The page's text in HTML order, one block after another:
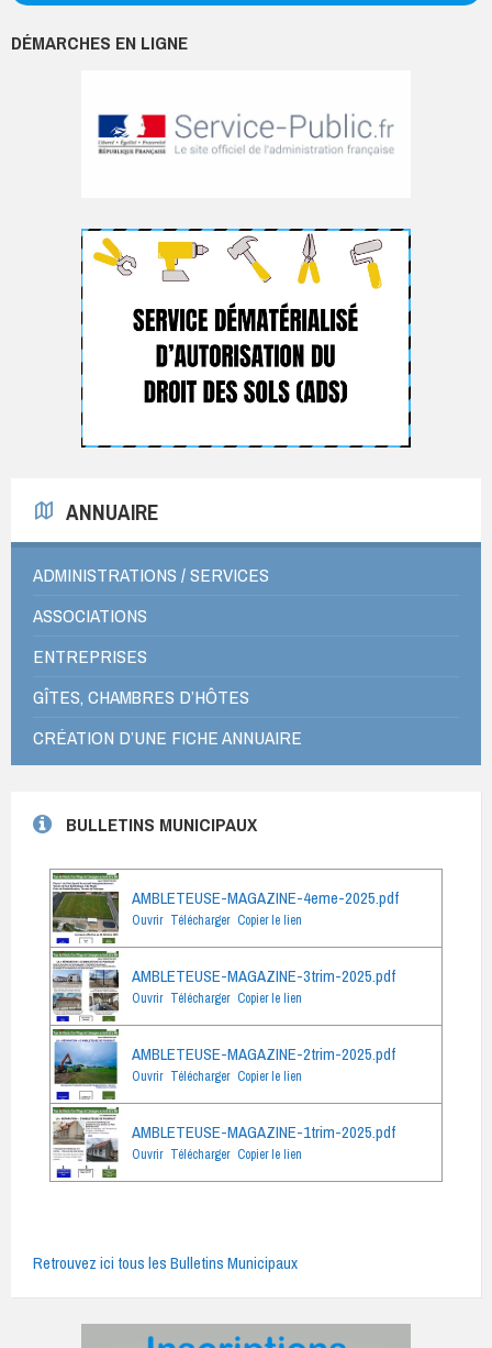
DÉMARCHES EN LIGNE
ANNUAIRE
ADMINISTRATIONS / SERVICES
ASSOCIATIONS
ENTREPRISES
GÎTES, CHAMBRES D’HÔTES
CRÉATION D’UNE FICHE ANNUAIRE
BULLETINS MUNICIPAUX
AMBLETEUSE-MAGAZINE-4eme-2025.pdf
Ouvrir Télécharger Copier le lien
AMBLETEUSE-MAGAZINE-3trim-2025.pdf
Ouvrir Télécharger Copier le lien
AMBLETEUSE-MAGAZINE-2trim-2025.pdf
Ouvrir Télécharger Copier le lien
AMBLETEUSE-MAGAZINE-1trim-2025.pdf
Ouvrir Télécharger Copier le lien
Retrouvez ici tous les Bulletins Municipaux